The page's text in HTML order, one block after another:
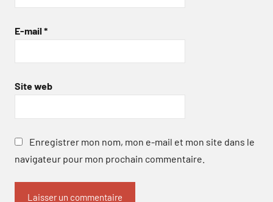
E-mail *
Site web
Enregistrer mon nom, mon e-mail et mon site dans le
navigateur pour mon prochain commentaire.